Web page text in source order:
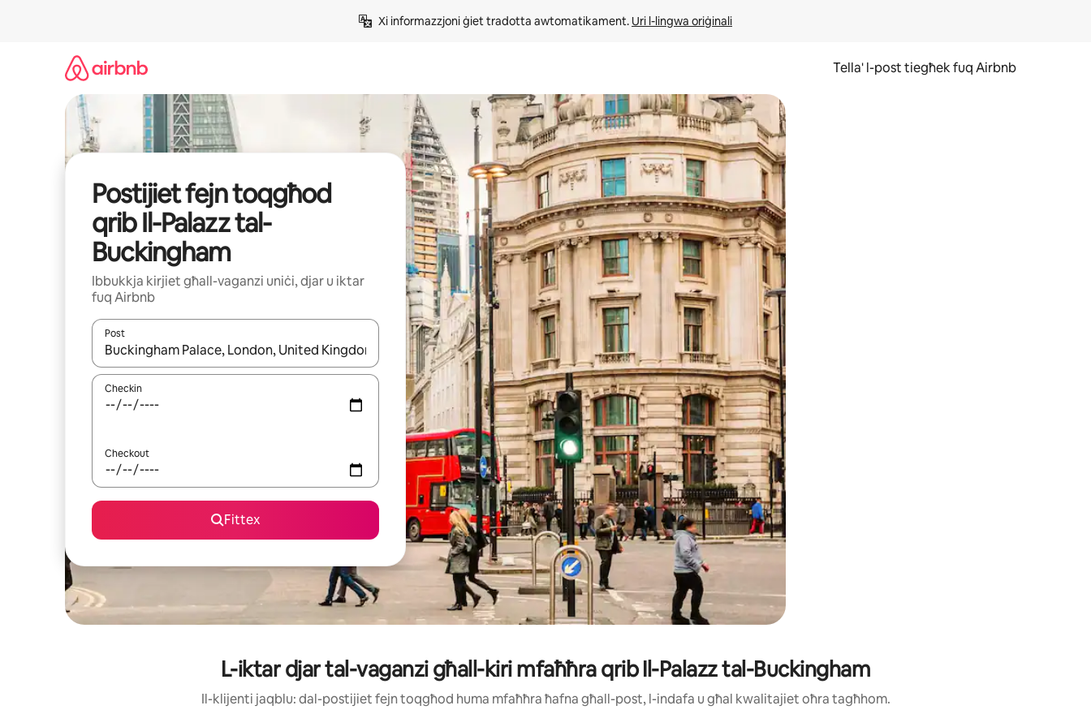
Xi informazzjoni ġiet tradotta awtomatikament. Uri l-lingwa oriġinali
Tella' l-post tiegħek fuq Airbnb
Postijiet fejn toqgħod
qrib Il-Palazz tal-
Buckingham
Ibbukkja kirjiet għall-vaganzi uniċi, djar u iktar
fuq Airbnb
Post
Meta r-riżultati jkunu disponibbli, tista' tmur minn riżultat għall-ieħor bil-buttuni tal-vleġeġ 'il fuq jew 'l isfel jew billi tmiss u tmexxi subgħajk fuq l-iskrin.
Checkin
Checkout
Fittex
L-iktar djar tal-vaganzi għall-kiri mfaħħra qrib Il-Palazz tal-Buckingham
Il-klijenti jaqblu: dal-postijiet fejn toqgħod huma mfaħħra ħafna għall-post, l-indafa u għal kwalitajiet oħra tagħhom.